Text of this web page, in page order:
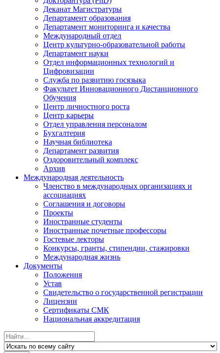
Деканат Магистратуры
Департамент образования
Департамент мониторинга и качества
Международный отдел
Центр культурно-образовательной работы
Департамент науки
Отдел информационных технологий и
Цифровизации
Служба по развитию госязыка
Факультет Инновационного Дистанционного
Обучения
Центр личностного роста
Центр карьеры
Отдел управления персоналом
Бухгалтерия
Научная библиотека
Департамент развития
Оздоровительный комплекс
Архив
Международная деятельность
Членство в международных организациях и
ассоциациях
Соглашения и договоры
Проекты
Иностранные студенты
Иностранные почетные профессоры
Гостевые лекторы
Конкурсы, гранты, стипендии, стажировки
Международная жизнь
Документы
Положения
Устав
Свидетельство о государственной регистрации
Лицензии
Сертификаты СМК
Национальная аккредитация
Найти: